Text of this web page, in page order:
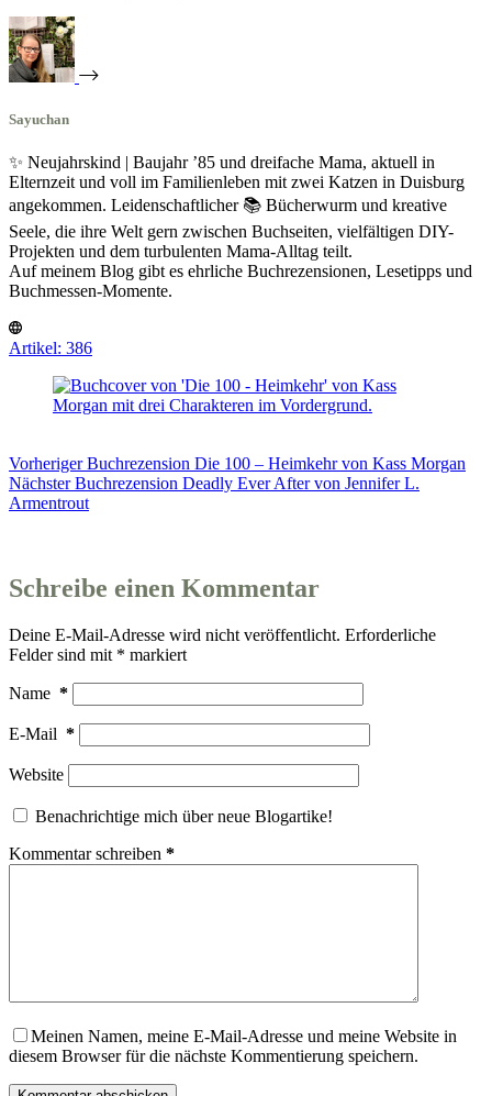
Sayuchan
✨ Neujahrskind | Baujahr ’85 und dreifache Mama, aktuell in
Elternzeit und voll im Familienleben mit zwei Katzen in Duisburg
angekommen. Leidenschaftlicher 📚 Bücherwurm und kreative
Seele, die ihre Welt gern zwischen Buchseiten, vielfältigen DIY-
Projekten und dem turbulenten Mama-Alltag teilt.
Auf meinem Blog gibt es ehrliche Buchrezensionen, Lesetipps und
Buchmessen-Momente.
Artikel: 386
VorherigerBuchrezension Die 100 – Heimkehr von Kass Morgan
NächsterBuchrezension Deadly Ever After von Jennifer L.
Armentrout
Schreibe einen Kommentar
Deine E-Mail-Adresse wird nicht veröffentlicht. Erforderliche
Felder sind mit * markiert
Name *
E-Mail *
Website
Benachrichtige mich über neue Blogartike!
Kommentar schreiben *
Meinen Namen, meine E-Mail-Adresse und meine Website in
diesem Browser für die nächste Kommentierung speichern.